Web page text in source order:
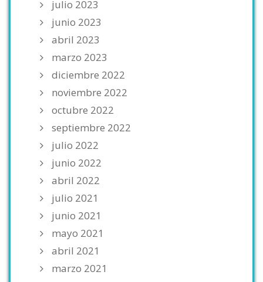
julio 2023
junio 2023
abril 2023
marzo 2023
diciembre 2022
noviembre 2022
octubre 2022
septiembre 2022
julio 2022
junio 2022
abril 2022
julio 2021
junio 2021
mayo 2021
abril 2021
marzo 2021